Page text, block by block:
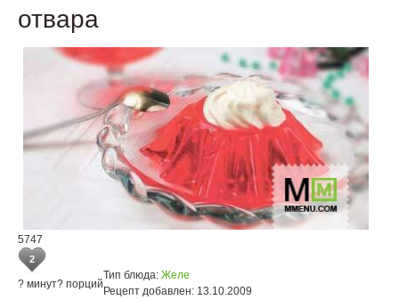
отвара
5747
2
? минут? порций
Тип блюда: Желе
Рецепт добавлен: 13.10.2009